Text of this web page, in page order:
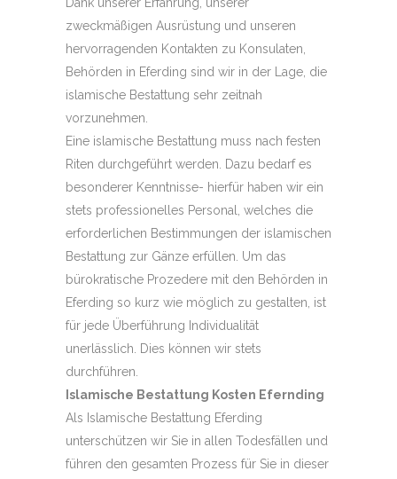
Dank unserer Erfahrung, unserer
zweckmäßigen Ausrüstung und unseren
hervorragenden Kontakten zu Konsulaten,
Behörden in Eferding sind wir in der Lage, die
islamische Bestattung sehr zeitnah
vorzunehmen.
Eine islamische Bestattung muss nach festen
Riten durchgeführt werden. Dazu bedarf es
besonderer Kenntnisse- hierfür haben wir ein
stets professionelles Personal, welches die
erforderlichen Bestimmungen der islamischen
Bestattung zur Gänze erfüllen. Um das
bürokratische Prozedere mit den Behörden in
Eferding so kurz wie möglich zu gestalten, ist
für jede Überführung Individualität
unerlässlich. Dies können wir stets
durchführen.
Islamische Bestattung Kosten Efernding
Als Islamische Bestattung Eferding
unterschützen wir Sie in allen Todesfällen und
führen den gesamten Prozess für Sie in dieser